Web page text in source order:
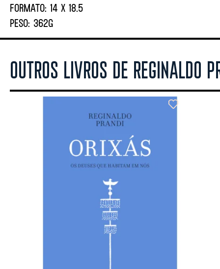
FORMATO: 14 X 18.5
PESO: 362G
OUTROS LIVROS DE REGINALDO